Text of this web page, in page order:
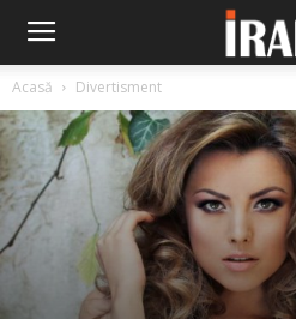
Acasă Divertisment